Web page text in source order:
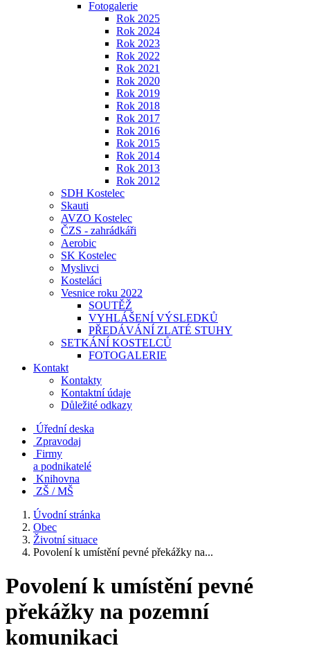
Fotogalerie
Rok 2025
Rok 2024
Rok 2023
Rok 2022
Rok 2021
Rok 2020
Rok 2019
Rok 2018
Rok 2017
Rok 2016
Rok 2015
Rok 2014
Rok 2013
Rok 2012
SDH Kostelec
Skauti
AVZO Kostelec
ČZS - zahrádkáři
Aerobic
SK Kostelec
Myslivci
Kosteláci
Vesnice roku 2022
SOUTĚŽ
VYHLÁŠENÍ VÝSLEDKŮ
PŘEDÁVÁNÍ ZLATÉ STUHY
SETKÁNÍ KOSTELCŮ
FOTOGALERIE
Kontakt
Kontakty
Kontaktní údaje
Důležité odkazy
Úřední deska
Zpravodaj
Firmy
a podnikatelé
Knihovna
ZŠ / MŠ
Úvodní stránka
Obec
Životní situace
Povolení k umístění pevné překážky na...
Povolení k umístění pevné
překážky na pozemní
komunikaci